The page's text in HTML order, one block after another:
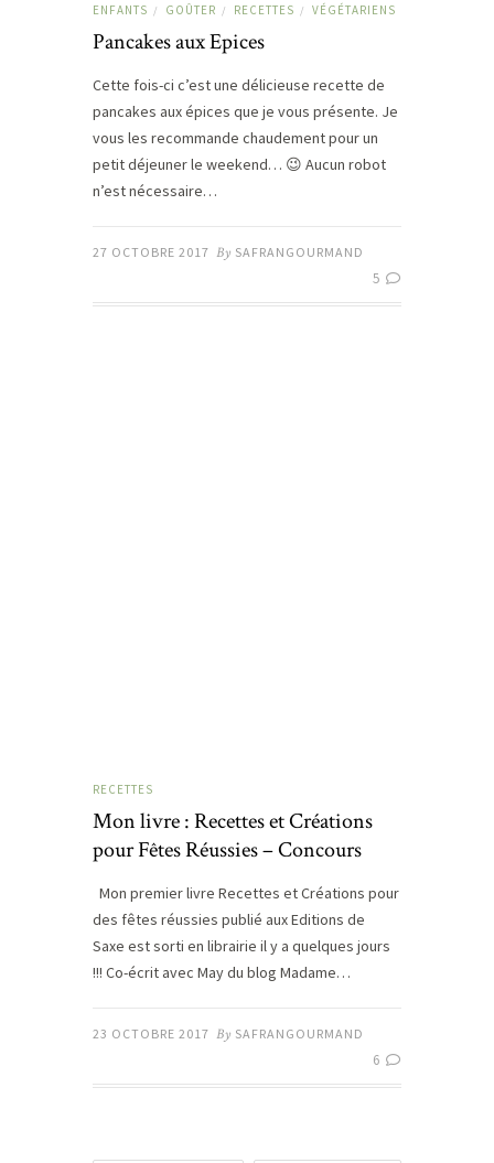
ENFANTS / GOÛTER / RECETTES / VÉGÉTARIENS
Pancakes aux Epices
Cette fois-ci c’est une délicieuse recette de
pancakes aux épices que je vous présente. Je
vous les recommande chaudement pour un
petit déjeuner le weekend… 😉 Aucun robot
n’est nécessaire…
27 OCTOBRE 2017 By SAFRANGOURMAND
5
RECETTES
Mon livre : Recettes et Créations
pour Fêtes Réussies – Concours
Mon premier livre Recettes et Créations pour
des fêtes réussies publié aux Editions de
Saxe est sorti en librairie il y a quelques jours
!!! Co-écrit avec May du blog Madame…
23 OCTOBRE 2017 By SAFRANGOURMAND
6